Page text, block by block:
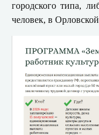
городского типа,
человек, в